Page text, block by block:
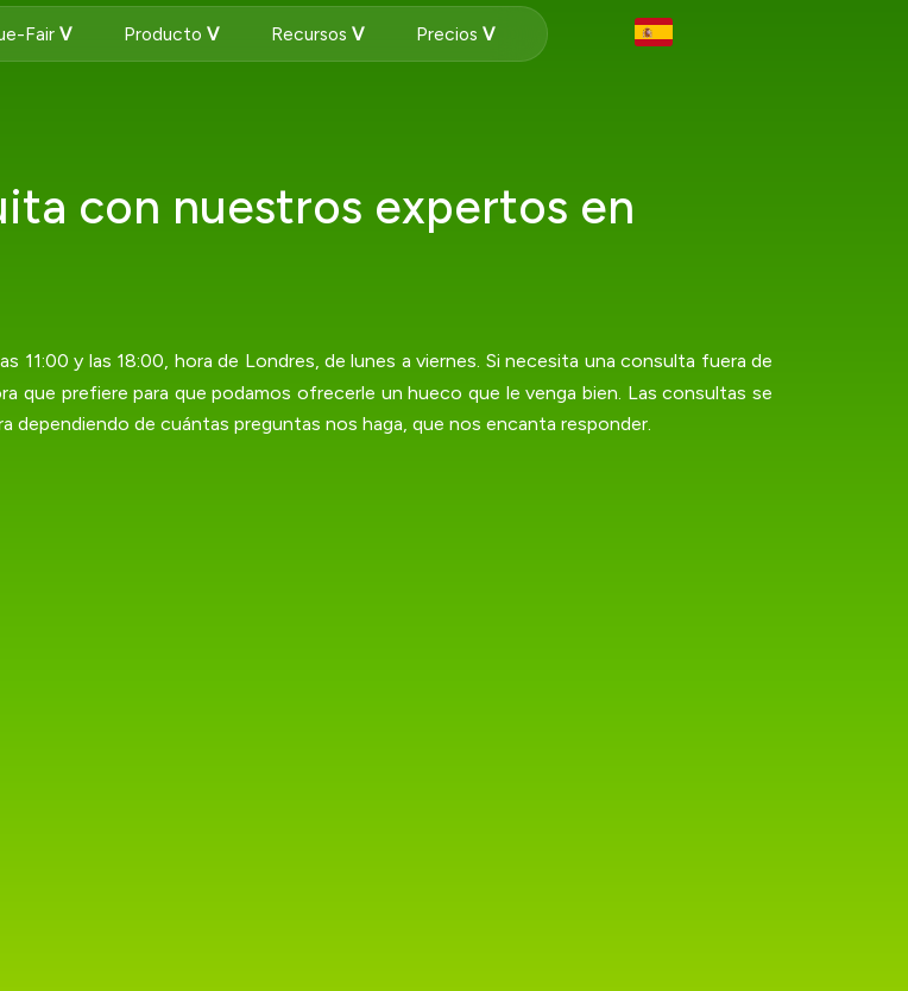
Fair Producto Recursos Precios
con nuestros expertos en
11:00 y las 18:00, hora de Londres, de lunes a viernes. Si necesita una consulta fuera de
que prefiere para que podamos ofrecerle un hueco que le venga bien. Las consultas se
dependiendo de cuántas preguntas nos haga, que nos encanta responder.